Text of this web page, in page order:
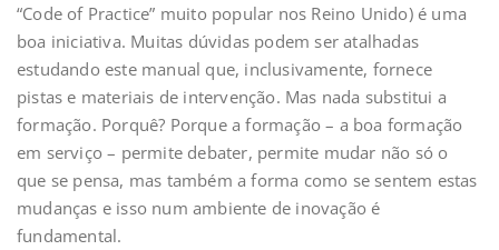
“Code of Practice” muito popular nos Reino Unido) é uma
boa iniciativa. Muitas dúvidas podem ser atalhadas
estudando este manual que, inclusivamente, fornece
pistas e materiais de intervenção. Mas nada substitui a
formação. Porquê? Porque a formação – a boa formação
em serviço – permite debater, permite mudar não só o
que se pensa, mas também a forma como se sentem estas
mudanças e isso num ambiente de inovação é
fundamental.